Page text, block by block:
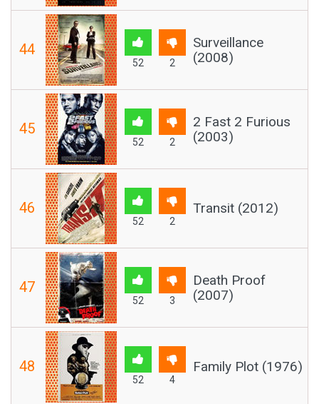
44
52 2
Surveillance
(2008)
45
52 2
2 Fast 2 Furious
(2003)
46
52 2
Transit (2012)
47
52 3
Death Proof
(2007)
48
52 4
Family Plot (1976)